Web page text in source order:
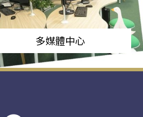
多媒體中心